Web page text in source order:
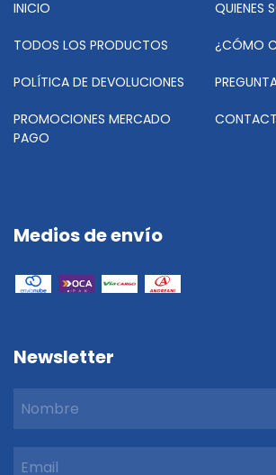
INICIO QUIENES
TODOS LOS PRODUCTOS ¿CÓMO
POLÍTICA DE DEVOLUCIONES
PROMOCIONES MERCADO
PAGO
Medios de envío
Newsletter